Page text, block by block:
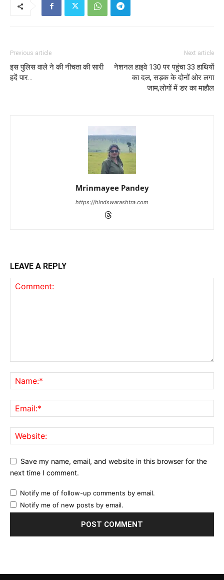
Previous article
इस पुलिस वाले ने की नीचता की सारी
हदें पार…
Next article
नेशनल हाइवे 130 पर पहुंचा 33 हाथियों
का दल, सड़क के दोनों ओर लगा
जाम,लोगों में डर का माहौल
Mrinmayee Pandey
https://hindswarashtra.com
LEAVE A REPLY
Save my name, email, and website in this browser for the
next time I comment.
Notify me of follow-up comments by email.
Notify me of new posts by email.